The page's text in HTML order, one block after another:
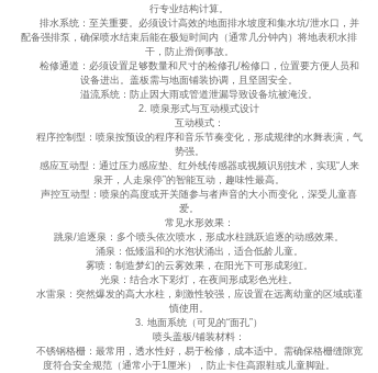
行专业结构计算。
排水系统：至关重要。必须设计高效的地面排水坡度和集水坑/泄水口，并
配备强排泵，确保喷水结束后能在极短时间内（通常几分钟内）将地表积水排
干，防止滑倒事故。
检修通道：必须设置足够数量和尺寸的检修孔/检修口，位置要方便人员和
设备进出。盖板需与地面铺装协调，且坚固安全。
溢流系统：防止因大雨或管道泄漏导致设备坑被淹没。
2. 喷泉形式与互动模式设计
互动模式：
程序控制型：喷泉按预设的程序和音乐节奏变化，形成规律的水舞表演，气
势强。
感应互动型：通过压力感应垫、红外线传感器或视频识别技术，实现“人来
泉开，人走泉停”的智能互动，趣味性最高。
声控互动型：喷泉的高度或开关随参与者声音的大小而变化，深受儿童喜
爱。
常见水形效果：
跳泉/追逐泉：多个喷头依次喷水，形成水柱跳跃追逐的动感效果。
涌泉：低矮温和的水泡状涌出，适合低龄儿童。
雾喷：制造梦幻的云雾效果，在阳光下可形成彩虹。
光泉：结合水下彩灯，在夜间形成彩色光柱。
水雷泉：突然爆发的高大水柱，刺激性较强，应设置在远离幼童的区域或谨
慎使用。
3. 地面系统（可见的“面孔”）
喷头盖板/铺装材料：
不锈钢格栅：最常用，透水性好，易于检修，成本适中。需确保格栅缝隙宽
度符合安全规范（通常小于1厘米），防止卡住高跟鞋或儿童脚趾。